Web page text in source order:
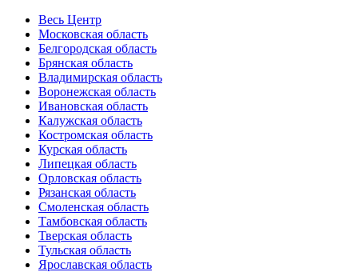
Весь Центр
Московская область
Белгородская область
Брянская область
Владимирская область
Воронежская область
Ивановская область
Калужская область
Костромская область
Курская область
Липецкая область
Орловская область
Рязанская область
Смоленская область
Тамбовская область
Тверская область
Тульская область
Ярославская область